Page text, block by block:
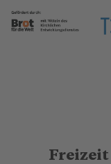
Freizeit